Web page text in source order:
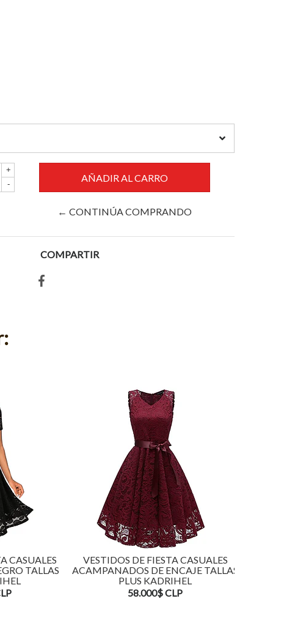
+
-
← CONTINÚA COMPRANDO
COMPARTIR
CASUALES
TALLAS
VESTIDOS DE FIESTA CASUALES
ACAMPANADOS DE ENCAJE TALLAS
PLUS KADRIHEL
58.000$ CLP